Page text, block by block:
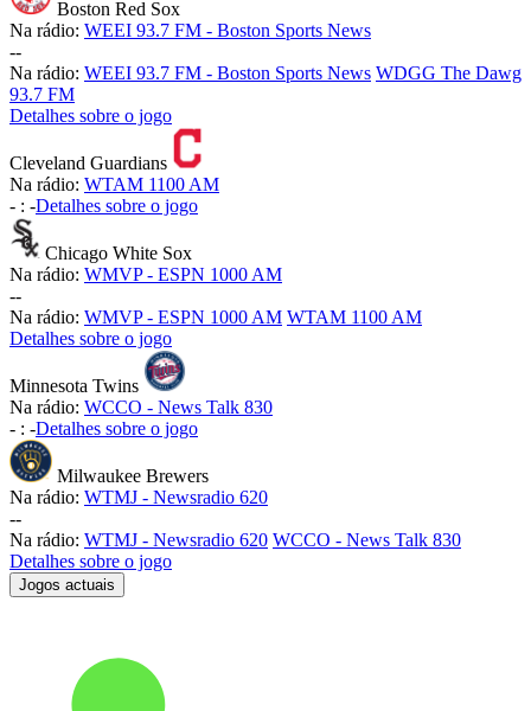
Boston Red Sox
Na rádio: WEEI 93.7 FM - Boston Sports News
--
Na rádio: WEEI 93.7 FM - Boston Sports News WDGG The Dawg
93.7 FM
Detalhes sobre o jogo
Cleveland Guardians
Na rádio: WTAM 1100 AM
- : -Detalhes sobre o jogo
Chicago White Sox
Na rádio: WMVP - ESPN 1000 AM
--
Na rádio: WMVP - ESPN 1000 AM WTAM 1100 AM
Detalhes sobre o jogo
Minnesota Twins
Na rádio: WCCO - News Talk 830
- : -Detalhes sobre o jogo
Milwaukee Brewers
Na rádio: WTMJ - Newsradio 620
--
Na rádio: WTMJ - Newsradio 620 WCCO - News Talk 830
Detalhes sobre o jogo
Jogos actuais